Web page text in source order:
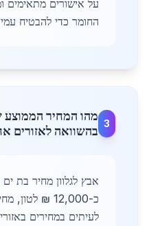
על אישורים מתאימים
החומר כדי להבטיח
3
מהו המחיר הממוצע
בהשוואה לאזורים
אבץ לגלוון מחיר בת
כ-12,000 ₪
לעיתים במחירים